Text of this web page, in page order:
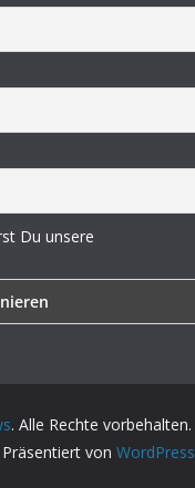
Du unsere
. Alle Rechte vorbehalten.
von WordPress